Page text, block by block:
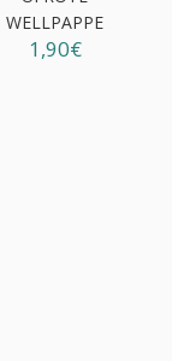
WELLPAPPE
1,90€